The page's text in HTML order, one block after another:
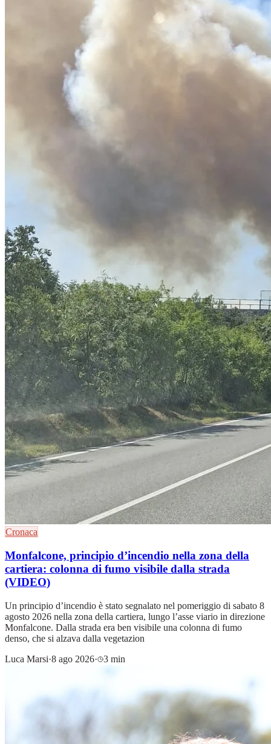
Cronaca
Monfalcone, principio d’incendio nella zona della
cartiera: colonna di fumo visibile dalla strada
(VIDEO)
Un principio d’incendio è stato segnalato nel pomeriggio di sabato 8
agosto 2026 nella zona della cartiera, lungo l’asse viario in direzione
Monfalcone. Dalla strada era ben visibile una colonna di fumo
denso, che si alzava dalla vegetazion
Luca Marsi·8 ago 2026· 3 min